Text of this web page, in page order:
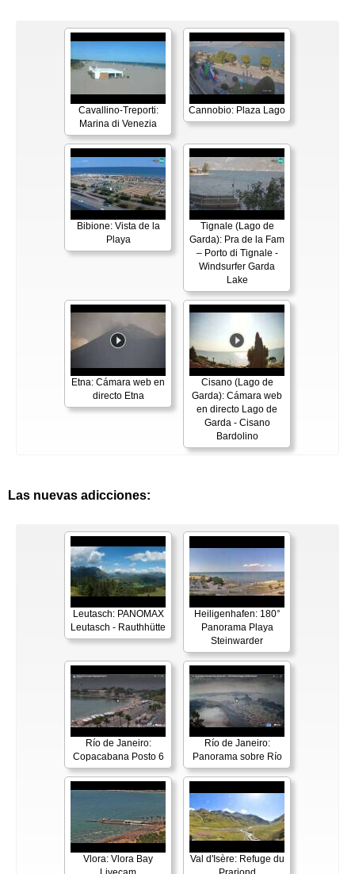
Cavallino-Treporti:
Marina di Venezia
Cannobio: Plaza Lago
Bibione: Vista de la
Playa
Tignale (Lago de
Garda): Pra de la Fam
– Porto di Tignale -
Windsurfer Garda
Lake
Etna: Cámara web en
directo Etna
Cisano (Lago de
Garda): Cámara web
en directo Lago de
Garda - Cisano
Bardolino
Las nuevas adicciones:
Leutasch: PANOMAX
Leutasch - Rauthhütte
Heiligenhafen: 180°
Panorama Playa
Steinwarder
Río de Janeiro:
Copacabana Posto 6
Río de Janeiro:
Panorama sobre Río
Vlora: Vlora Bay
Val d'Isère: Refuge du